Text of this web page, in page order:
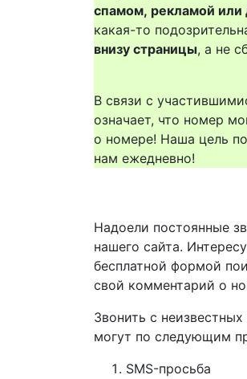
спамом, рекламой или
какая-то
внизу страницы, а не
В связи с
означает, что номер
о номере! Наша цель
нам ежедневно!
Надоели постоянные
нашего сайта.
бесплатной формой
свой комментарий о
Звонить с
могут по следующим
SMS-просьба